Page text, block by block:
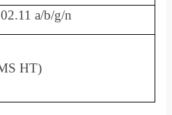
a/b/g/n
HT)